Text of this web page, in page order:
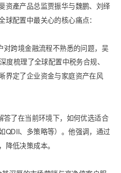
资產产品总监贾振华与魏鹏、刘绎
配置中最关心的核心痛点：
对跨境金融流程不熟悉的问题，吴
度梳理了全球配置中税务合规、
界定了企业资金与家庭资产在风
答了在当前环境下，如何优选适合
QDII、多策略等）。他强调，通过
降低决策成本。